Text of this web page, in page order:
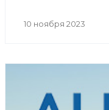
10 ноября 2023